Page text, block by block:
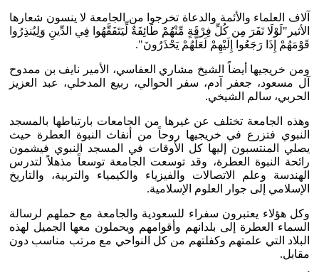
آلاف العلماء والأئمة والدعاة تخرجوا من الجامعة لا ينسون شعارها
الأثير"لَوْلَا نَفَرَ مِن كُلِّ فِرْقَةٍ مِّنْهُمْ طَائِفَةٌ لِّيَتَفَقَّهُوا فِي الدِّينِ وَلِيُنذِرُوا
قَوْمَهُمْ إِذَا رَجَعُوا إِلَيْهِمْ لَعَلَّهُمْ يَحْذَرُونَ".
ومن خريجيها أيضاً الشيخ مشاري العفاسي، الأمير نايف بن ممدوح
آل مسعود، جعفر آدم، سفر الحوالي، ربيع المدخلي، عبد العزيز
الحربي، سالم الشيخي.
وهذه الجامعة تختلف عن غيرها من الجامعات بارتباطها بالمسجد
النبوي فتزرع في خريجيها روحاً من أنفاث النبوة العطرة حيث
يصلي المنتسبون إليها كل الأوقات في المسجد النبوي فيشمون
رائحة النبوة العطرة، وقد توسعت الجامعة توسعاً مذهلاً لتدرس
الهندسة وعلم الاتصالات والفيزياء والكيمياء والتربية، والتاريخ
الإسلامي إلى جوار العلوم الإسلامية.
وكل هؤلاء يعتبرون سفراء للسعودية والجامعة مع حملهم لرسالة
السماء العطرة إلى بلدانهم وأقوامهم ويحملون معها الجميل لهذه
البلاد التي علمتهم وكفلتهم من كل النواحي مع مرتب مناسب دون
مقابل.